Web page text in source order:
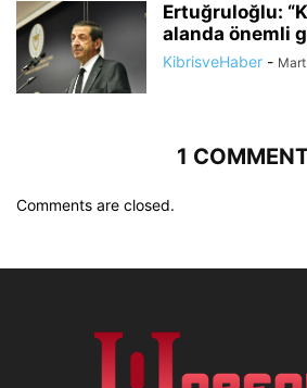
Ertuğruloğlu:
alanda önemli
KibrisveHaber -
1
Comments are closed.